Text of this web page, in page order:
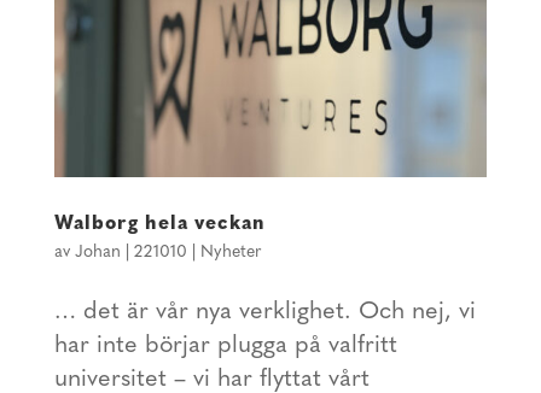
Walborg hela veckan
av Johan 221010 Nyheter
… det är vår nya verklighet. Och nej, vi
har inte börjar plugga på valfritt
universitet – vi har flyttat vårt